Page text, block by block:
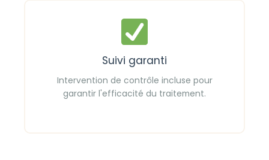
Suivi garanti
Intervention de contrôle incluse pour
garantir l'efficacité du traitement.